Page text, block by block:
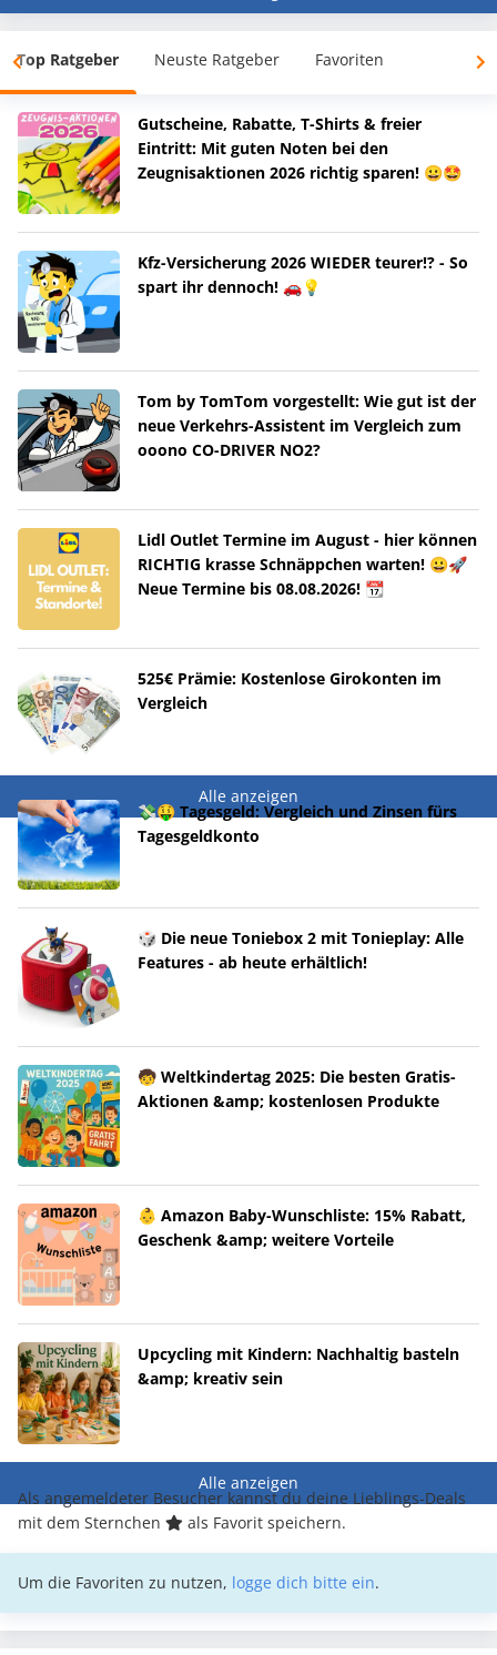
Top Ratgeber Neuste Ratgeber Favoriten
Gutscheine, Rabatte, T-Shirts & freier
Eintritt: Mit guten Noten bei den
Zeugnisaktionen 2026 richtig sparen! 😀🤩
Kfz-Versicherung 2026 WIEDER teurer!? - So
spart ihr dennoch! 🚗💡
Tom by TomTom vorgestellt: Wie gut ist der
neue Verkehrs-Assistent im Vergleich zum
ooono CO-DRIVER NO2?
Lidl Outlet Termine im August - hier können
RICHTIG krasse Schnäppchen warten! 😀🚀
Neue Termine bis 08.08.2026! 📆
525€ Prämie: Kostenlose Girokonten im
Vergleich
Alle anzeigen
💸🤑 Tagesgeld: Vergleich und Zinsen fürs
Tagesgeldkonto
🎲 Die neue Toniebox 2 mit Tonieplay: Alle
Features - ab heute erhältlich!
🧒 Weltkindertag 2025: Die besten Gratis-
Aktionen &amp; kostenlosen Produkte
👶 Amazon Baby-Wunschliste: 15% Rabatt,
Geschenk &amp; weitere Vorteile
Upcycling mit Kindern: Nachhaltig basteln
&amp; kreativ sein
Alle anzeigen
Als angemeldeter Besucher kannst du deine Lieblings-Deals
mit dem Sternchen
als Favorit speichern.
Um die Favoriten zu nutzen, logge dich bitte ein.